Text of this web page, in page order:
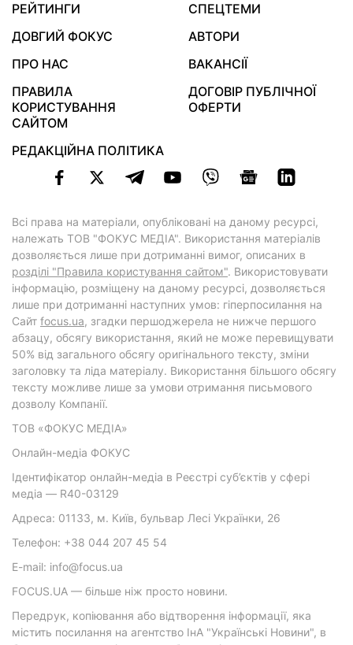
РЕЙТИНГИ
СПЕЦТЕМИ
ДОВГИЙ ФОКУС
АВТОРИ
ПРО НАС
ВАКАНСІЇ
ПРАВИЛА
КОРИСТУВАННЯ
САЙТОМ
ДОГОВІР ПУБЛІЧНОЇ
ОФЕРТИ
РЕДАКЦІЙНА ПОЛІТИКА
Всі права на матеріали, опубліковані на даному ресурсі,
належать ТОВ "ФОКУС МЕДІА". Використання матеріалів
дозволяється лише при дотриманні вимог, описаних в
розділі "Правила користування сайтом". Використовувати
інформацію, розміщену на даному ресурсі, дозволяється
лише при дотриманні наступних умов: гіперпосилання на
Cайт focus.ua, згадки першоджерела не нижче першого
абзацу, обсягу використання, який не може перевищувати
50% від загального обсягу оригінального тексту, зміни
заголовку та ліда матеріалу. Використання більшого обсягу
тексту можливе лише за умови отримання письмового
дозволу Компанії.
ТОВ «ФОКУС МЕДІА»
Онлайн-медіа ФОКУС
Ідентифікатор онлайн-медіа в Реєстрі суб’єктів у сфері
медіа — R40-03129
Адреса: 01133, м. Київ, бульвар Лесі Українки, 26
Телефон: +38 044 207 45 54
E-mail: info@focus.ua
FOCUS.UA — більше ніж просто новини.
Передрук, копіювання або відтворення інформації, яка
містить посилання на агентство ІнА "Українські Новини", в